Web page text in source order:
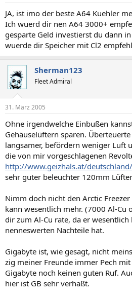
JA, ist imo der beste A64 Kuehler
Ich wuerd dir nen A64 3000+
gesparte Geld investierst du dann
wuerde dir Speicher mit Cl2
Sherman123
Fleet Admiral
31. März 2005
Ohne irgendwelche Einbußen
Gehäuselüftern sparen.
langsamer, befördern weniger Luft
die von mir vorgeschlagenen
http://www.geizhals.at/
sehr guter beleuchter 120mm
Nimm doch nicht den Arctic Freezer
kann wesentlich mehr. (7000 Al-Cu
dir zum Al-Cu rate, da er
nenneswerten Nachteile hat.
Gigabyte ist, wie gesagt, nicht
zig meiner Freunde immer Pech
Gigabyte noch keinen guten Ruf.
hier ist GB sehr verhaßt.